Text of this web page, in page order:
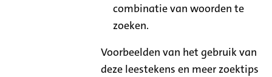
combinatie van woorden te
zoeken.
Voorbeelden van het gebruik van
deze leestekens en meer zoektips